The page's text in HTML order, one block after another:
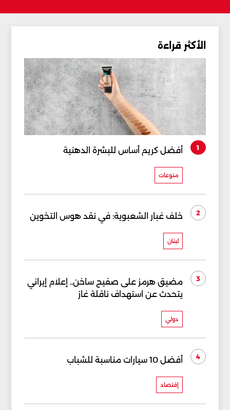
الأكثر قراءة
1 أفضل كريم أساس للبشرة الدهنية
منوعات
2 خلف غبار الشعبوية: في نقد هوس التخوين
لبنان
3
مضيق هرمز على صفيح ساخن.. إعلام إيراني
يتحدث عن استهداف ناقلة غاز
دولي
4 أفضل 10 سيارات مناسبة للشباب
إقتصاد